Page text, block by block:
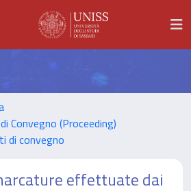
Convegno (Proceeding)
di convegno
effettuate dai